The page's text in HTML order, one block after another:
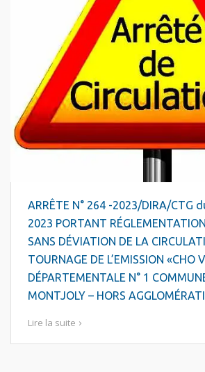
ARRÊTE N° 264 -2023/DIRA/CTG
2023 PORTANT
SANS DÉVIATION DE LA
TOURNAGE DE L’EMISSION «CHO
DÉPARTEMENTALE N° 1
MONTJOLY – HORS
Lire la suite